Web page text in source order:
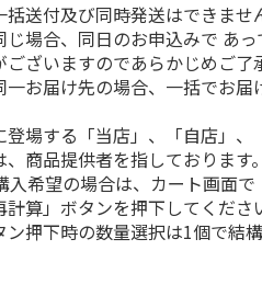
送付及び同時発送はできませ
じ場合、同日のお申込みで あ
ざいますのであらかじめご了
お届け先の場合、一括でお届
場する「当店」、「自店」、
商品提供者を指しております。
希望の場合は、カート画面
計算」ボタンを押下してくださ
押下時の数量選択は1個で結構